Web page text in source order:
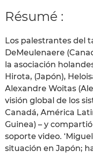
Résumé :
Los palestrantes del
DeMeulenaere
la asociación
Hirota, (Japón),
Alexandre Woitas
visión global de los
Canadá, América
Guinea) – y
soporte video.
situación en Japón;